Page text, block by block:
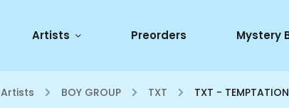
Artists Preorders Mystery
Artists / BOY GROUP / TXT / TXT -